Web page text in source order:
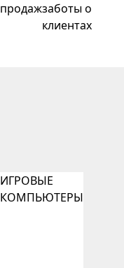
продажзаботы о
клиентах
ИГРОВЫЕ
КОМПЬЮТЕРЫ